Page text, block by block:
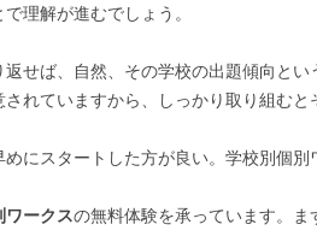
理解が進むでしょう。
返せば、自然、その学校の出題傾向と
されていますから、しっかり取り組むと
めにスタートした方が良い。学校別個
ワークスの無料体験を承っています。